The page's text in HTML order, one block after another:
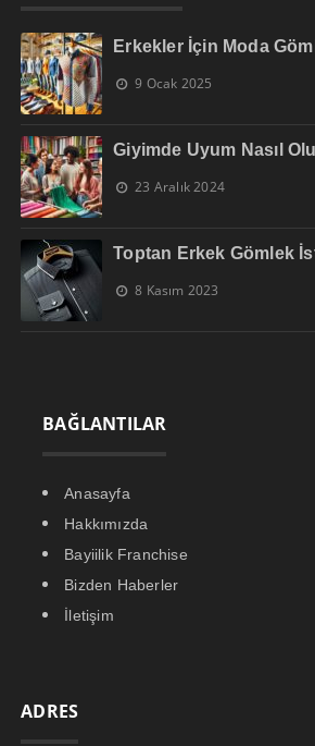
Erkekler İçin Moda
9 Ocak 2025
Giyimde Uyum Nasıl
23 Aralık 2024
Toptan Erkek Gömlek
8 Kasım 2023
BAĞLANTILAR
Anasayfa
Hakkımızda
Bayiilik Franchise
Bizden Haberler
İletişim
ADRES